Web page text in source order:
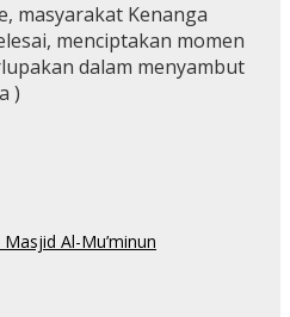
masyarakat Kenanga
menciptakan momen
dalam menyambut
)
Masjid Al-Mu’minun